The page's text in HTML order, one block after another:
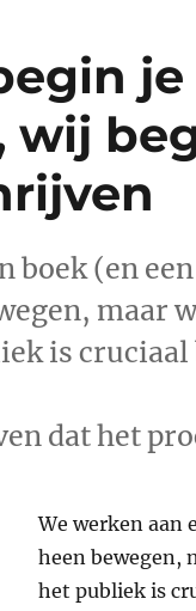
wij
boek (en
maar
is
dat het
We werken aan
heen bewegen,
het publiek is